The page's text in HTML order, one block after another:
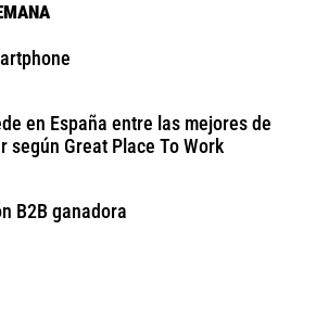
en España entre las mejores de
según Great Place To Work
B2B ganadora